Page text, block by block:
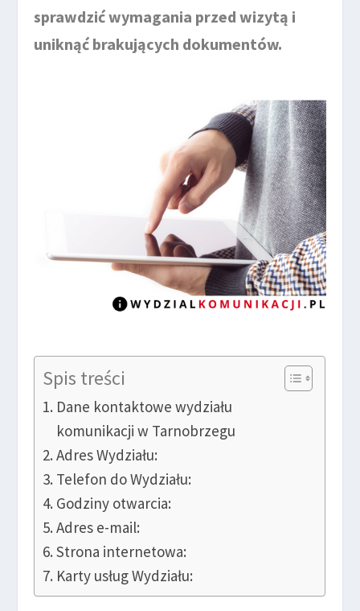
sprawdzić wymagania przed wizytą i
uniknąć brakujących dokumentów.
Spis treści
Dane kontaktowe wydziału
komunikacji w Tarnobrzegu
Adres Wydziału:
Telefon do Wydziału:
Godziny otwarcia:
Adres e-mail:
Strona internetowa:
Karty usług Wydziału: